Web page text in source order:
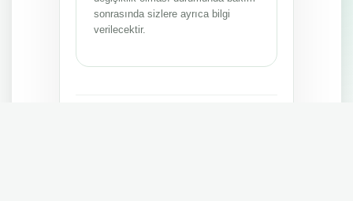
sonrasında sizlere ayrıca bilgi
verilecektir.